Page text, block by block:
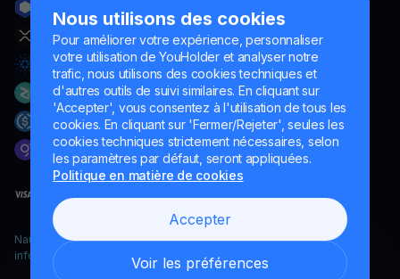
Nous utilisons des cookies
Pour améliorer votre expérience, personnaliser
votre utilisation de YouHolder et analyser notre
trafic, nous utilisons des cookies techniques et
d'autres outils de suivi similaires. En cliquant sur
'Accepter', vous consentez à l'utilisation de tous les
cookies. En cliquant sur 'Fermer/Rejeter', seules les
cookies techniques strictement nécessaires, selon
les paramètres par défaut, seront appliquées.
Politique en matière de cookies
Accepter
Voir les préférences
Naumard LTD. – uniquement à des fins de développement
informatique, de recherche et de marketing